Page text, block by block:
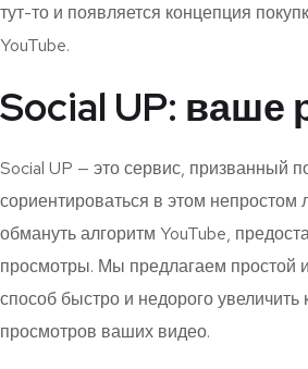
тут-то и появляется концепция
YouTube.
Social UP: ваше
Social UP — это сервис, призванный
сориентироваться в этом
обмануть алгоритм YouTube,
просмотры. Мы предлагаем простой
способ быстро и недорого увеличить
просмотров ваших видео.